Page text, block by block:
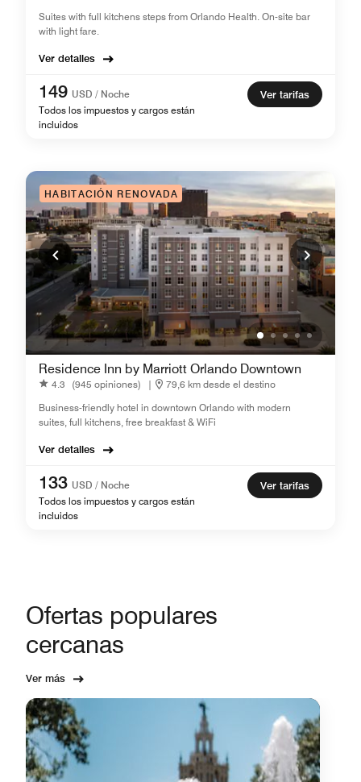
Suites with full kitchens steps from Orlando Health. On-site bar
with light fare.
Ver detalles
149 USD / Noche
Todos los impuestos y cargos están
incluidos
Ver tarifas
HABITACIÓN RENOVADA
Residence Inn by Marriott Orlando Downtown
4.3 (945 opiniones) |
79,6 km desde el destino
Business-friendly hotel in downtown Orlando with modern
suites, full kitchens, free breakfast & WiFi
Ver detalles
133 USD / Noche
Todos los impuestos y cargos están
incluidos
Ver tarifas
Ofertas populares
cercanas
Ver más